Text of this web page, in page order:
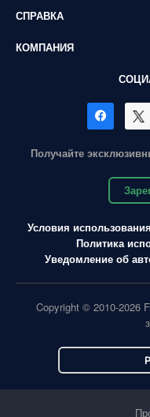
СПРАВКА
КОМПАНИЯ
Получайте
Условия использования
Политика
Уведомление об
Copyright © 2010-2026